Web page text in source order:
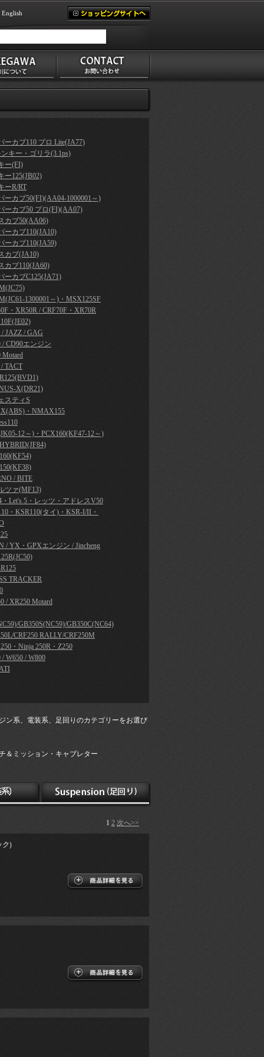
English
ーカブ110 プロ Lite(JA77)
キー・ゴリラ(3.1ps)
ー(FI)
ー125(JB02)
ーR/RT
ーカブ50(FI)(AA04-1000001～)
ーカブ50 プロ(FI)(AA07)
カブ50(AA06)
ーカブ110(JA10)
ーカブ110(JA59)
カブ(JA10)
カブ110(JA60)
ーカブC125(JA71)
1300001～)・MSX125SF
・XR50R / CRF70F・XR70R
/ JAZZ / GAG
/ CD90エンジン
Motard
TACT
X(DR21)
スティS
・NMAX155
12～)・PCX160(KF47-12～)
/ BITE
ツァ(MF13)
・Let's 5・レッツ・アドレスV50
・KSR110(タイ)・KSR-I/II・
/ YX・GPXエンジン / Jincheng
TRACKER
/ XR250 Motard
GB350S(NC59)/GB350C(NC64)
CRF250 RALLY/CRF250M
・Ninja 250R・Z250
/ W650 / W800
ン系、電装系、足回りのカテゴリーをお選び
ミッション・キャブレター
1 2 次へ>>
ク)